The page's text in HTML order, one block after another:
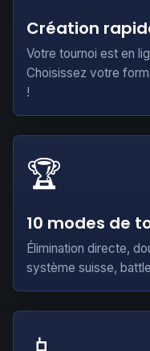
Création
Votre tournoi est en
Choisissez votre
!
🏆
10 modes de
Élimination directe,
système suisse,